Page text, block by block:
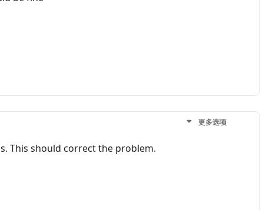
更多选项
This should correct the problem.